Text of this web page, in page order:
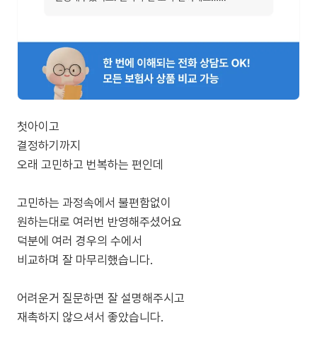
첫아이고
결정하기까지
오래 고민하고 번복하는 편인데
고민하는 과정속에서 불편함없이
원하는대로 여러번 반영해주셨어요
덕분에 여러 경우의 수에서
비교하며 잘 마무리했습니다.
어려운거 질문하면 잘 설명해주시고
재촉하지 않으셔서 좋았습니다.